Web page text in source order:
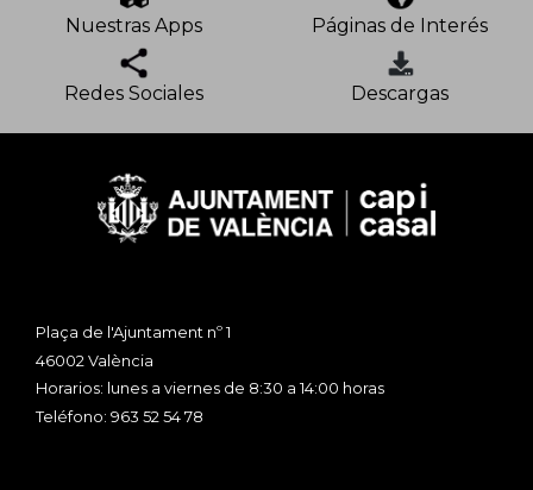
Nuestras Apps Páginas de Interés
Redes Sociales Descargas
Plaça de l'Ajuntament nº 1
46002 València
Horarios: lunes a viernes de 8:30 a 14:00 horas
Teléfono: 963 52 54 78